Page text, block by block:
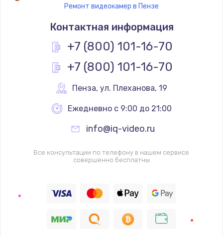
Заказать
Замена элемента
от 1190 руб.
Заказать
Замена клавиатуры
от 1600 руб.
Замена термопасты
Заказать
Ремонт видеокамер в Пензе
Контактная информация
+7 (800) 101-16-70
+7 (800) 101-16-70
Пенза, ул. Плеханова, 19
Ежедневно с 9:00 до 21:00
info@iq-video.ru
Все консультации по телефону в нашем сервисе
совершенно бесплатны